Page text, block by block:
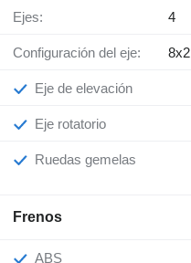
Ejes: 4
Configuración del eje: 8x2
Eje de elevación
Eje rotatorio
Ruedas gemelas
Frenos
ABS